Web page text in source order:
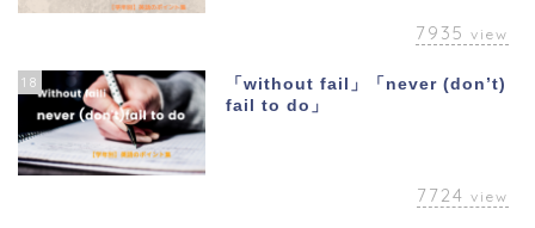
7935 view
18
「without fail」「never (don’t)
fail to do」
7724 view